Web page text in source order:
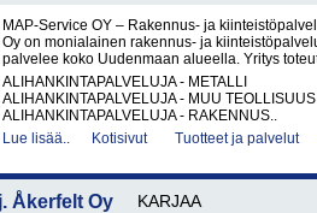
MAP-Service OY – Rakennus- ja
Oy on monialainen rakennus- ja
palvelee koko Uudenmaan alueella. Yritys
ALIHANKINTAPALVELUJA - METALLI
ALIHANKINTAPALVELUJA - MUU TEOLLISUUS
ALIHANKINTAPALVELUJA - RAKENNUS..
Lue lisää..
Kotisivut Tuotteet ja palvelut
Åkerfelt Oy KARJAA